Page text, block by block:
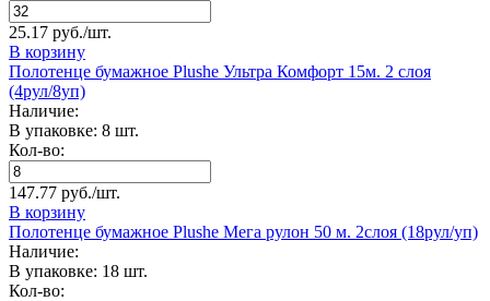
25.17 руб./шт.
В корзину
Полотенце бумажное Plushe Ультра Комфорт 15м. 2 слоя
(4рул/8уп)
Наличие:
В упаковке: 8 шт.
Кол-во:
147.77 руб./шт.
В корзину
Полотенце бумажное Plushe Мега рулон 50 м. 2слоя (18рул/уп)
Наличие:
В упаковке: 18 шт.
Кол-во: